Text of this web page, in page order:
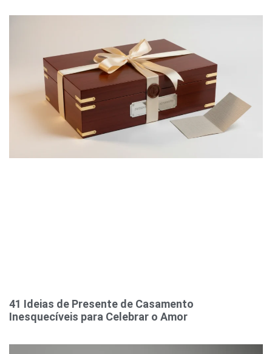
41 Ideias de Presente de Casamento
Inesquecíveis para Celebrar o Amor